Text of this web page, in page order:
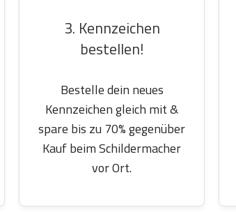
3. Kennzeichen
bestellen!
Bestelle dein neues
Kennzeichen gleich mit &
spare bis zu 70% gegenüber
Kauf beim Schildermacher
vor Ort.